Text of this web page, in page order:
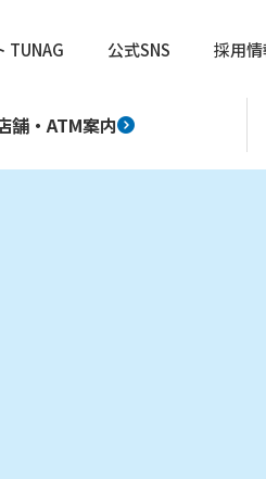
TUNAG 公式SNS 採用情
舗・ATM案内